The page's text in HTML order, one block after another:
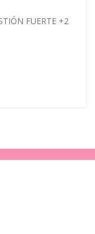
FUERTE +2